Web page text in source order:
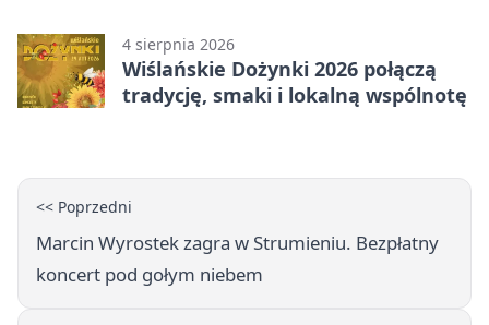
4 sierpnia 2026
Wiślańskie Dożynki 2026 połączą
tradycję, smaki i lokalną wspólnotę
<< Poprzedni
Marcin Wyrostek zagra w Strumieniu. Bezpłatny
koncert pod gołym niebem